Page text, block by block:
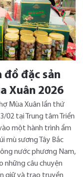
đồ đặc sản
Xuân 2026
Mùa Xuân lần thứ
02 tại Trung tâm Triển
một hành trình ẩm
mù sương Tây Bắc
nước phương Nam,
những câu chuyện
giữ và trao truyền